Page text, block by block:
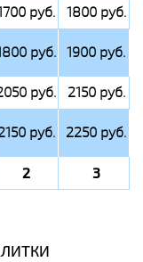
руб.
1800 руб.
руб. 1900 руб.
руб.
2150 руб.
руб. 2250 руб.
2 3